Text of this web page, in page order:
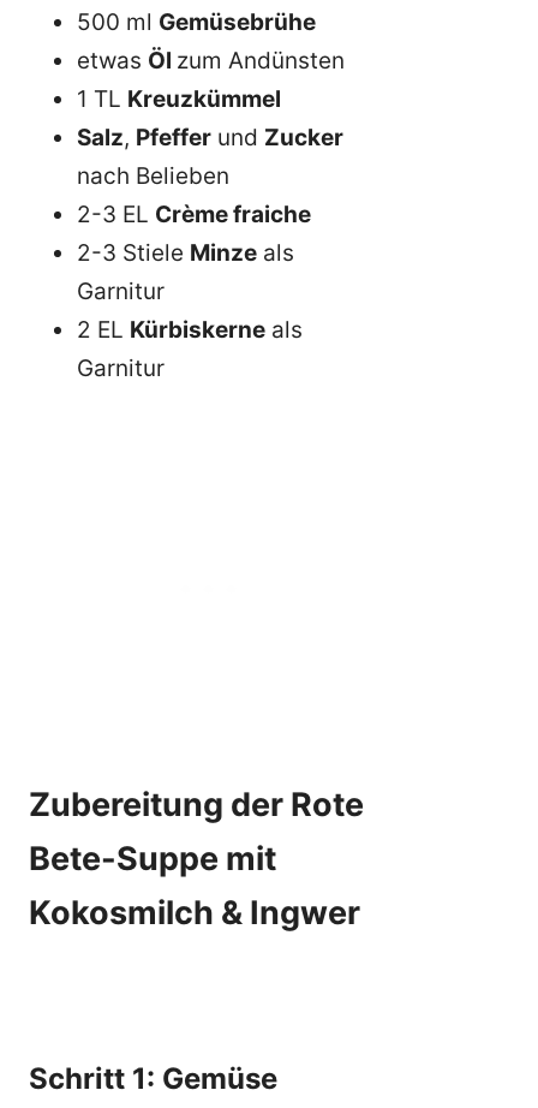
500 ml Gemüsebrühe
etwas Öl zum Andünsten
1 TL Kreuzkümmel
Salz, Pfeffer und Zucker
nach Belieben
2-3 EL Crème fraiche
2-3 Stiele Minze als
Garnitur
2 EL Kürbiskerne als
Garnitur
Zubereitung der Rote
Bete-Suppe mit
Kokosmilch & Ingwer
Schritt 1: Gemüse